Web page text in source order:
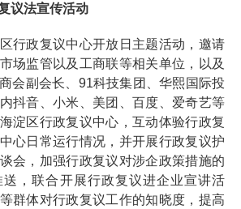
法宣传活动
政复议中心开放日主题活动，邀请
场监管以及工商联等相关单位，以及
会副会长、91科技集团、华熙国际投
抖音、小米、美团、百度、爱奇艺等
淀区行政复议中心，互动体验行政复
心日常运行情况，并开展行政复议护
会，加强行政复议对涉企政策措施的
，联合开展行政复议进企业宣讲活
群体对行政复议工作的知晓度，提高